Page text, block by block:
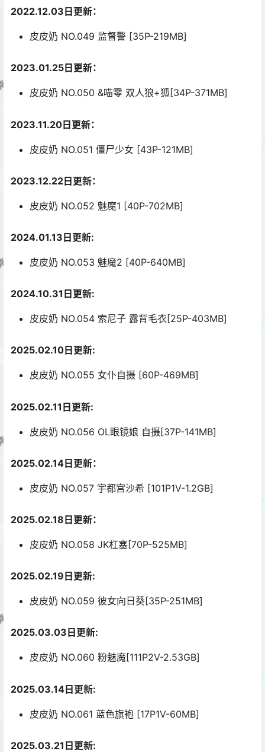
2022.12.03日更新：
皮皮奶 NO.049 监督警 [35P-219MB]
2023.01.25日更新：
皮皮奶 NO.050 &喵零 双人狼+狐[34P-371MB]
2023.11.20日更新：
皮皮奶 NO.051 僵尸少女 [43P-121MB]
2023.12.22日更新：
皮皮奶 NO.052 魅魔1 [40P-702MB]
2024.01.13日更新:
皮皮奶 NO.053 魅魔2 [40P-640MB]
2024.10.31日更新:
皮皮奶 NO.054 索尼子 露背毛衣[25P-403MB]
2025.02.10日更新:
皮皮奶 NO.055 女仆自摄 [60P-469MB]
2025.02.11日更新:
皮皮奶 NO.056 OL眼镜娘 自摄[37P-141MB]
2025.02.14日更新：
皮皮奶 NO.057 宇都宫沙希 [101P1V-1.2GB]
2025.02.18日更新：
皮皮奶 NO.058 JK杠塞[70P-525MB]
2025.02.19日更新:
皮皮奶 NO.059 彼女向日葵[35P-251MB]
2025.03.03日更新:
皮皮奶 NO.060 粉魅魔[111P2V-2.53GB]
2025.03.14日更新:
皮皮奶 NO.061 蓝色旗袍 [17P1V-60MB]
2025.03.21日更新: